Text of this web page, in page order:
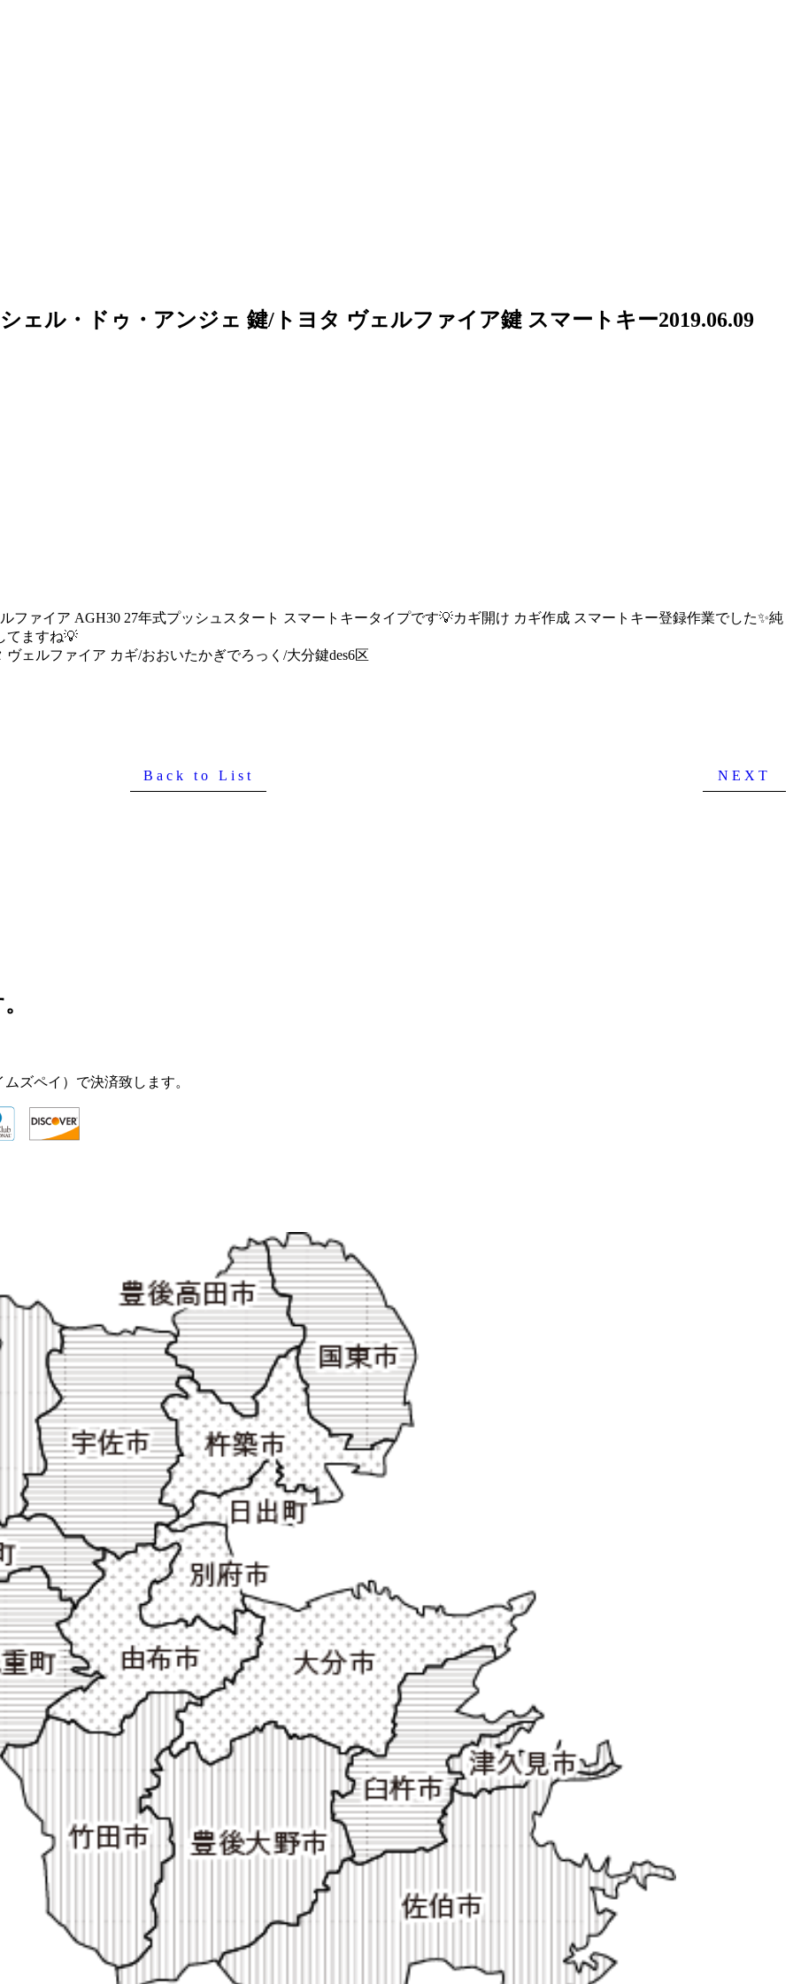
ェル・ドゥ・アンジェ 鍵/トヨタ ヴェルファイア鍵 スマートキー2019.06.09
ファイア AGH30 27年式プッシュスタート スマートキータイプです💡カギ開け カギ作成 スマートキー登録作業でした✨純
てますね💡
ェルファイア カギ/おおいたかぎでろっく/大分鍵des6区
Back to List NEXT
ズペイ）で決済致します。